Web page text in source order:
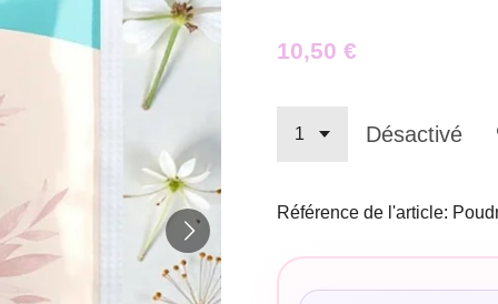
10,50 €
Désactivé
Référence de l'article: